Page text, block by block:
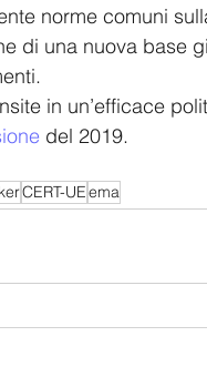
norme comuni
di una nuova base
in un’efficace
del 2019.
CERT-UEema